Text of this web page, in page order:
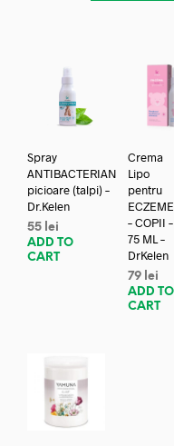
Spray
ANTIBACTERIAN
picioare (talpi) –
Dr.Kelen
55 lei
ADD TO
CART
Crema
Lipo
pentru
ECZEME
– COPII –
75 ML –
DrKelen
79 lei
ADD TO
CART